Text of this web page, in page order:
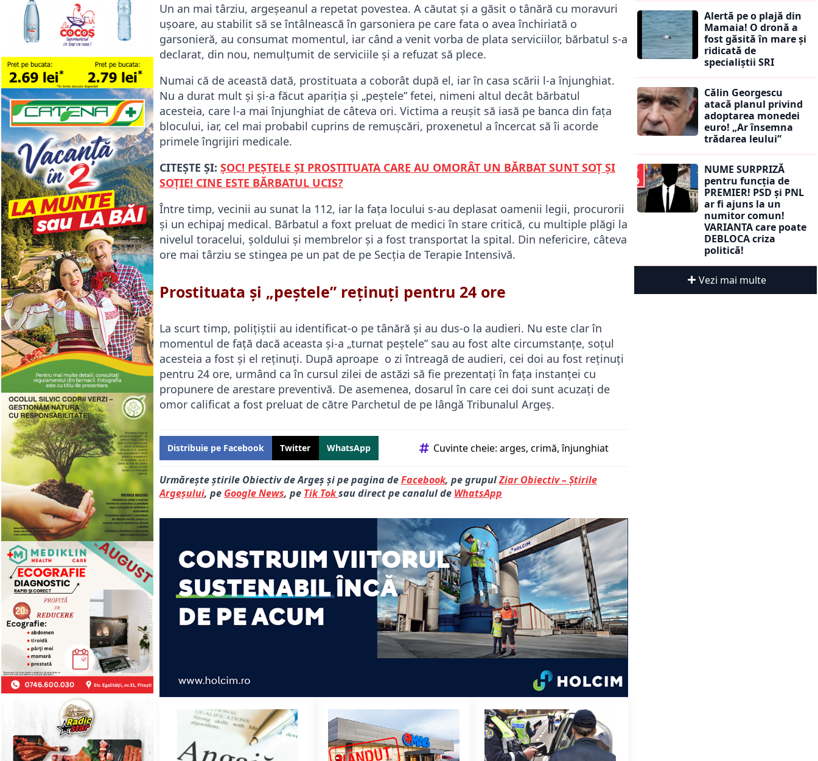
Un an mai târziu, argeșeanul a repetat povestea. A căutat și a găsit o tânără cu moravuri
ușoare, au stabilit să se întâlnească în garsoniera pe care fata o avea închiriată o
garsonieră, au consumat momentul, iar când a venit vorba de plata serviciilor, bărbatul s-a
declarat, din nou, nemulțumit de serviciile și a refuzat să plece.
Numai că de această dată, prostituata a coborât după el, iar în casa scării l-a înjunghiat.
Nu a durat mult și și-a făcut apariția și „peștele” fetei, nimeni altul decât bărbatul
acesteia, care l-a mai înjunghiat de câteva ori. Victima a reușit să iasă pe banca din fața
blocului, iar, cel mai probabil cuprins de remușcări, proxenetul a încercat să îi acorde
primele îngrijiri medicale.
CITEȘTE ȘI: ȘOC! PEȘTELE ȘI PROSTITUATA CARE AU OMORÂT UN BĂRBAT SUNT SOȚ ȘI
SOȚIE! CINE ESTE BĂRBATUL UCIS?
Între timp, vecinii au sunat la 112, iar la fața locului s-au deplasat oamenii legii, procurorii
și un echipaj medical. Bărbatul a foxt preluat de medici în stare critică, cu multiple plăgi la
nivelul toracelui, șoldului și membrelor și a fost transportat la spital. Din nefericire, câteva
ore mai târziu se stingea pe un pat de pe Secția de Terapie Intensivă.
Prostituata și „peștele” reținuți pentru 24 ore
La scurt timp, polițiștii au identificat-o pe tânără și au dus-o la audieri. Nu este clar în
momentul de față dacă aceasta și-a „turnat peștele” sau au fost alte circumstanțe, soțul
acesteia a fost și el reținuți. După aproape o zi întreagă de audieri, cei doi au fost reținuți
pentru 24 ore, urmând ca în cursul zilei de astăzi să fie prezentați în fața instanței cu
propunere de arestare preventivă. De asemenea, dosarul în care cei doi sunt acuzați de
omor calificat a fost preluat de către Parchetul de pe lângă Tribunalul Argeș.
Distribuie pe Facebook Twitter WhatsApp Cuvinte cheie: arges crimă înjunghiat
Urmărește știrile Obiectiv de Argeș și pe pagina deFacebook, pe grupulZiar Obiectiv – Știrile
Argeșului, pe Google News, pe Tik Toksau direct pe canalul de WhatsApp
Alertă pe o plajă din
Mamaia! O dronă a
fost găsită în mare și
ridicată de
specialiștii SRI
Călin Georgescu
atacă planul privind
adoptarea monedei
euro! „Ar însemna
trădarea leului”
NUME SURPRIZĂ
pentru funcția de
PREMIER! PSD și PNL
ar fi ajuns la un
numitor comun!
VARIANTA care poate
DEBLOCA criza
politică!
Vezi mai multe